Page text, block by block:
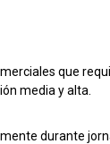
que
media y alta.
durante